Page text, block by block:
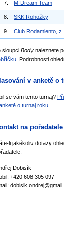
7. M-Dream Team
8. SKK Rohožky
9. Club Rodamiento, z.
sloupci Body naleznete
. Podrobnosti
v anketě o
se vám tento turnaj?
o turnaj roku
na pořadatele
li jakékoliv dotazy
Dobisík
+420 608 305 097